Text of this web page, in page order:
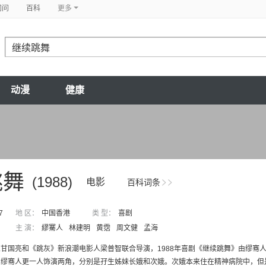
百科 更多
动漫 健康
百科词条
(1988) 电影
地 区： 中国香港 类 型：
喜剧
主 演：
繆騫人 林建明 黄霑 周文健 孟海
国亮和《跳灰》新浪潮电影人梁普智联合导演，1988年喜剧《继续跳舞》由缪骞
骞人更一人饰演两角，分别是孖生姊妹长娥和次娥。次娥本来住在精神病院中，